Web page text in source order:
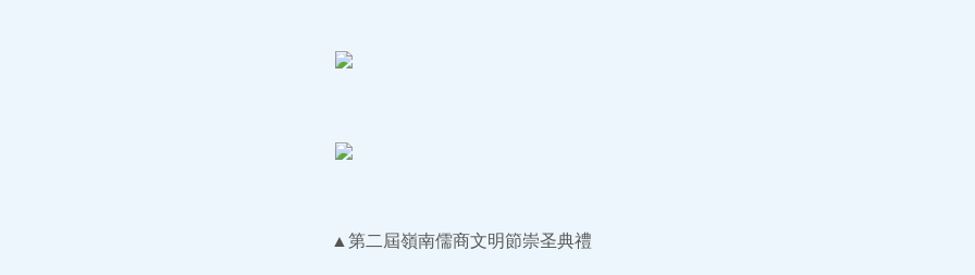
▲第二屆嶺南儒商文明節崇圣典禮